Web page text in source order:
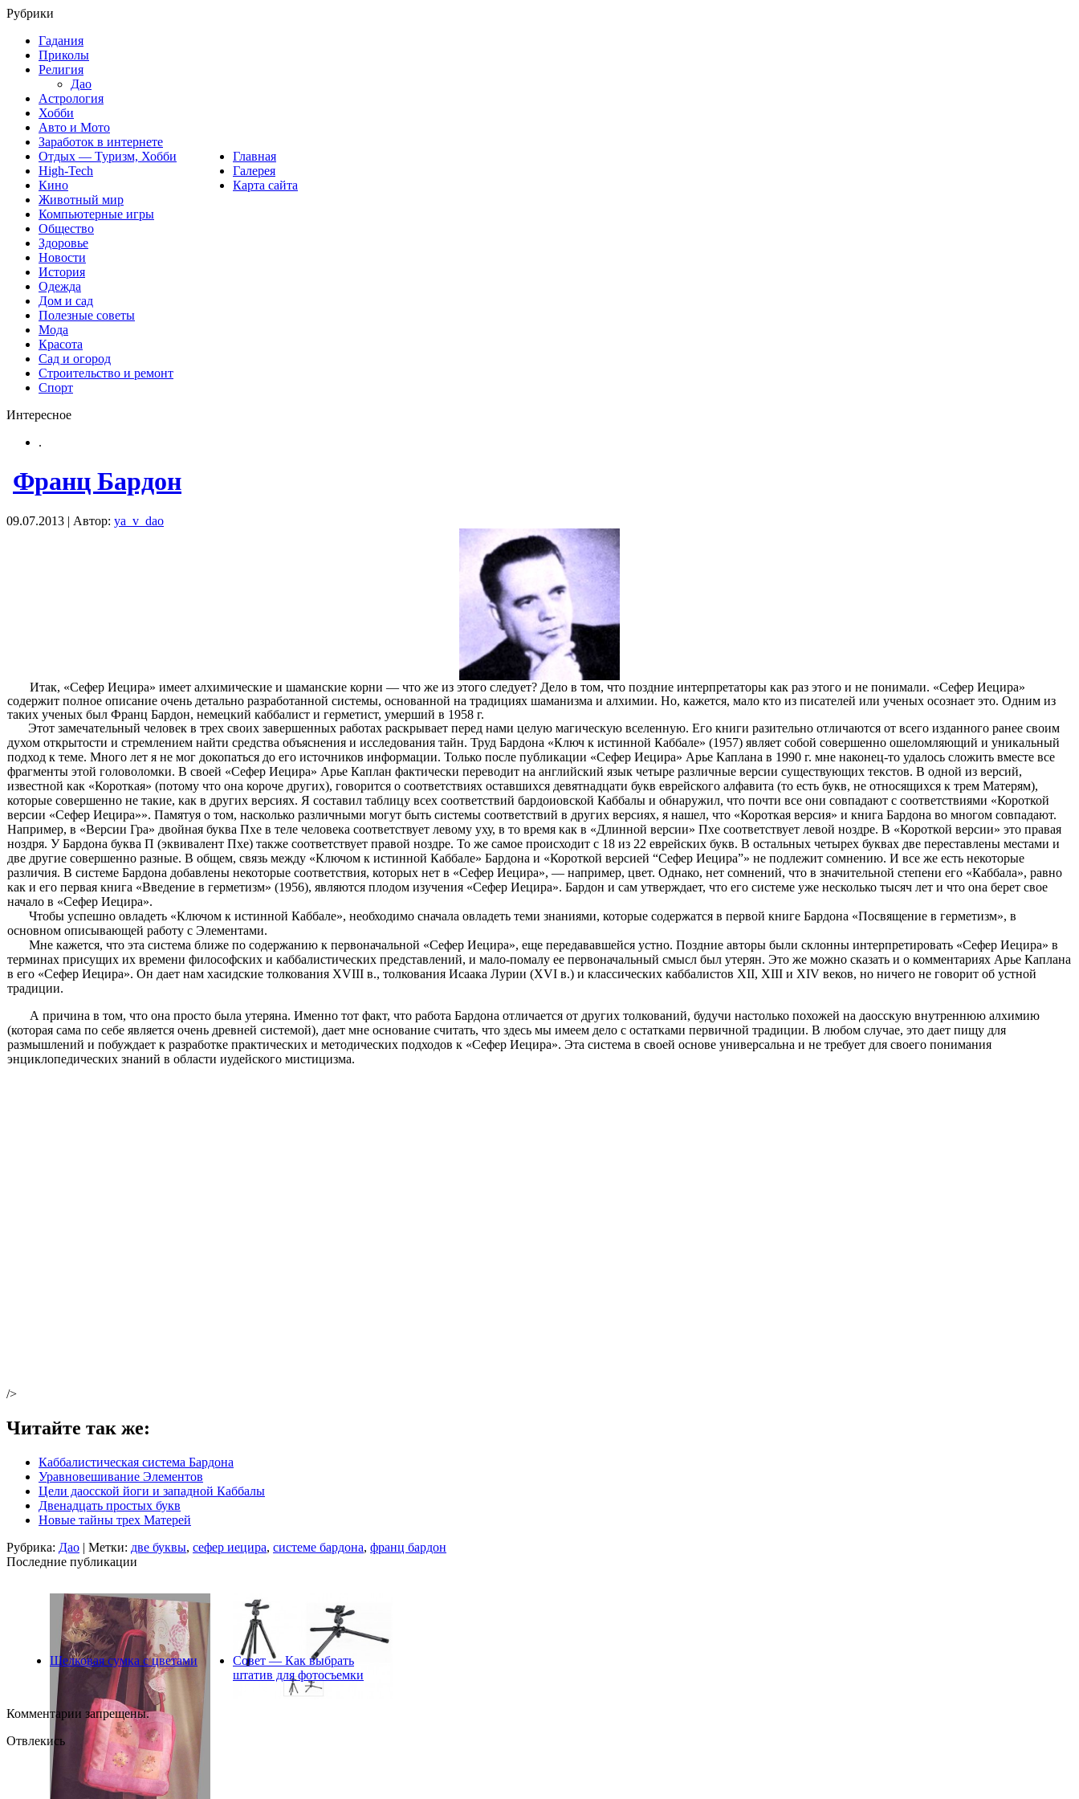
Главная
Галерея
Карта сайта
Рубрики
Гадания
Приколы
Религия
Дао
Астрология
Хобби
Авто и Мото
Заработок в интернете
Отдых — Туризм, Хобби
High-Tech
Кино
Животный мир
Компьютерные игры
Общество
Здоровье
Новости
История
Одежда
Дом и сад
Полезные советы
Мода
Красота
Сад и огород
Строительство и ремонт
Спорт
Интересное
.
Франц Бардон
09.07.2013 | Автор: ya_v_dao
Итак, «Сефер Иецира» имеет алхимические и шаманские корни — что же из этого следует? Дело в том, что поздние интерпретаторы как раз этого и не понимали. «Сефер Иецира»
содержит полное описание очень детально разработанной системы, основанной на традициях шаманизма и алхимии. Но, кажется, мало кто из писателей или ученых осознает это. Одним из
таких ученых был Франц Бардон, немецкий каббалист и герметист, умерший в 1958 г.
Этот замечательный человек в трех своих завершенных работах раскрывает перед нами целую магическую вселенную. Его книги разительно отличаются от всего изданного ранее своим
духом открытости и стремлением найти средства объяснения и исследования тайн. Труд Бардона «Ключ к истинной Каббале» (1957) являет собой совершенно ошеломляющий и уникальный
подход к теме. Много лет я не мог докопаться до его источников информации. Только после публикации «Сефер Иецира» Арье Каплана в 1990 г. мне наконец-то удалось сложить вместе все
фрагменты этой головоломки. В своей «Сефер Иецира» Арье Каплан фактически переводит на английский язык четыре различные версии существующих текстов. В одной из версий,
известной как «Короткая» (потому что она короче других), говорится о соответствиях оставшихся девятнадцати букв еврейского алфавита (то есть букв, не относящихся к трем Матерям),
которые совершенно не такие, как в других версиях. Я составил таблицу всех соответствий бардоиовской Каббалы и обнаружил, что почти все они совпадают с соответствиями «Короткой
версии «Сефер Иецира»». Памятуя о том, насколько различными могут быть системы соответствий в других версиях, я нашел, что «Короткая версия» и книга Бардона во многом совпадают.
Например, в «Версии Гра» двойная буква Пхе в теле человека соответствует левому уху, в то время как в «Длинной версии» Пхе соответствует левой ноздре. В «Короткой версии» это правая
ноздря. У Бардона буква П (эквивалент Пхе) также соответствует правой ноздре. То же самое происходит с 18 из 22 еврейских букв. В остальных четырех буквах две переставлены местами и
две другие совершенно разные. В общем, связь между «Ключом к истинной Каббале» Бардона и «Короткой версией “Сефер Иецира”» не подлежит сомнению. И все же есть некоторые
различия. В системе Бардона добавлены некоторые соответствия, которых нет в «Сефер Иецира», — например, цвет. Однако, нет сомнений, что в значительной степени его «Каббала», равно
как и его первая книга «Введение в герметизм» (1956), являются плодом изучения «Сефер Иецира». Бардон и сам утверждает, что его системе уже несколько тысяч лет и что она берет свое
начало в «Сефер Иецира».
Чтобы успешно овладеть «Ключом к истинной Каббале», необходимо сначала овладеть теми знаниями, которые содержатся в первой книге Бардона «Посвящение в герметизм», в
основном описывающей работу с Элементами.
Мне кажется, что эта система ближе по содержанию к первоначальной «Сефер Иецира», еще передававшейся устно. Поздние авторы были склонны интерпретировать «Сефер Иецира» в
терминах присущих их времени философских и каббалистических представлений, и мало-помалу ее первоначальный смысл был утерян. Это же можно сказать и о комментариях Арье Каплана
в его «Сефер Иецира». Он дает нам хасидские толкования XVIII в., толкования Исаака Лурии (XVI в.) и классических каббалистов XII, XIII и XIV веков, но ничего не говорит об устной
традиции.
А причина в том, что она просто была утеряна. Именно тот факт, что работа Бардона отличается от других толкований, будучи настолько похожей на даосскую внутреннюю алхимию
(которая сама по себе является очень древней системой), дает мне основание считать, что здесь мы имеем дело с остатками первичной традиции. В любом случае, это дает пищу для
размышлений и побуждает к разработке практических и методических подходов к «Сефер Иецира». Эта система в своей основе универсальна и не требует для своего понимания
энциклопедических знаний в области иудейского мистицизма.
/>
Читайте так же:
Каббалистическая система Бардона
Уравновешивание Элементов
Цели даосской йоги и западной Каббалы
Двенадцать простых букв
Новые тайны трех Матерей
Рубрика: Дао | Метки: две буквы, сефер иецира, системе бардона, франц бардон
Последние публикации
Шелковая сумка с цветами
Совет — Как выбрать
штатив для фотосъемки
Комментарии запрещены.
Отвлекись